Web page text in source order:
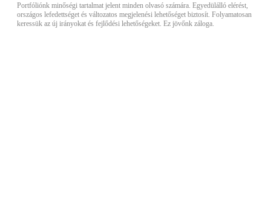
Portfóliónk minőségi tartalmat jelent minden olvasó számára. Egyedülálló elérést,
országos lefedettséget és változatos megjelenési lehetőséget biztosít. Folyamatosan
keressük az új irányokat és fejlődési lehetőségeket. Ez jövőnk záloga.